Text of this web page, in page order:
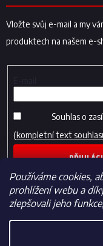
Používáme cookies,
prohlížení webu a
zlepšovali jeho
Vložte svůj e-mail a my
produktech na našem e-
Souhlas o
(kompletní text